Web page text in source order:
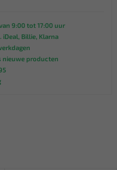
9:00 tot 17:00 uur
iDeal, Billie, Klarna
nieuwe producten